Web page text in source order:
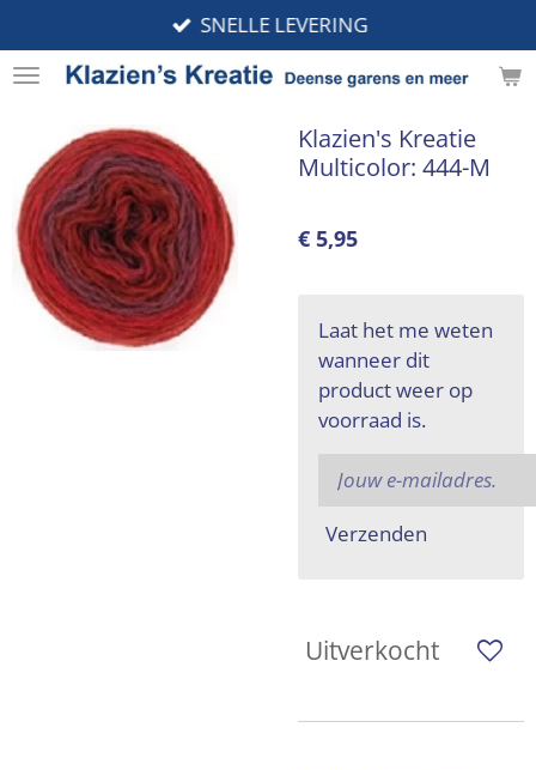
direct
naar
hoofdinhoud
SNELLE LEVERING
Klazien's Kreatie
Multicolor: 444-M
€ 5,95
Laat het me weten
wanneer dit
product weer op
voorraad is.
Verzenden
Uitverkocht